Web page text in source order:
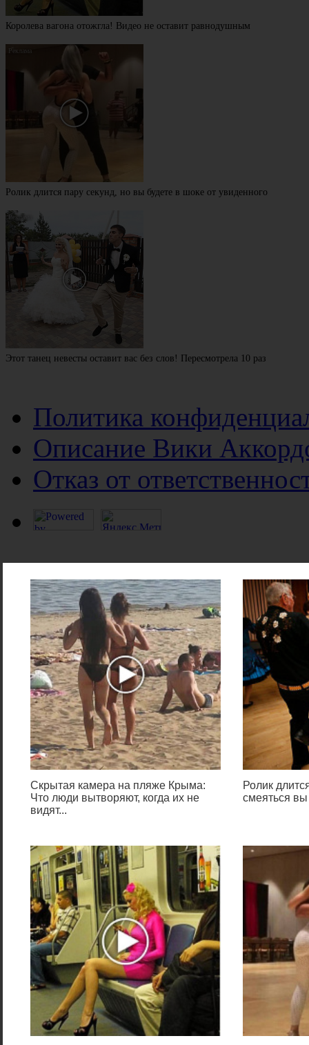
Скрытая камера на пляже Крыма:
Что люди вытворяют, когда их не
видят...
Ролик
смеяться вы
Королева вагона отожгла! Видео не оставит равнодушным
Ролик длится пару секунд, но вы будете в шоке от увиденного
Этот танец невесты оставит вас без слов! Пересмотрела 10 раз
Политика
Описание Вики
Отказ от